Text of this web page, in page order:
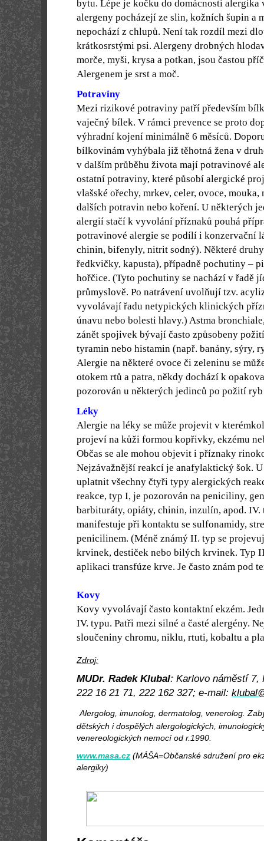
bytu. Lépe je kočku do domácnosti alergika
alergeny pocházejí ze slin, kožních šupin a
nepochází z chlupů. Není tak rozdíl mezi
krátkosrstými psi. Alergeny drobných
morče, myši, krysa a potkan, jsou častou
Alergenem je srst a moč.
Potraviny
Mezi rizikové potraviny patří především
vaječný bílek. V rámci prevence se proto
výhradní kojení minimálně 6 měsíců.
bílkovinám vyhýbala již těhotná žena v
v dalším průběhu života mají potravinové
ostatní potraviny, které působí alergické
vlašské ořechy, mrkev, celer, ovoce, mouka,
dalších potravin nebo koření. U některých
alergií stačí k vyvolání příznaků pouhá
potravinové alergie se podílí i konzervační
chinin, bifenyly, nitrit sodný). Některé
ředkvičky, kapusta), případně pochutiny –
hořčice. (Tyto pochutiny se nachází v řadě
průmyslově. Po natrávení uvolňují tzv.
vyvolávají řadu netypických klinických
únavu nebo bolesti hlavy.) Astma
zánět spojivek bývají často způsobeny
tyramin nebo histamin (např. banány, sýry,
Alergie na některé ovoce či zeleninu se
otokem rtů a patra, někdy dochází k
pozorován u některých jedinců po požití
Léky
Alergie na léky se může projevit v
projeví na kůži formou kopřivky, ekzému
Občas se ale mohou objevit i příznaky
Nejzávažnější reakcí je anafylaktický šok.
uplatnit všechny čtyři typy alergických
reakce, typ I, je pozorován na peniciliny,
barbituráty, opiáty, chinin, inzulín, apod. IV.
manifestuje při kontaktu se sulfonamidy,
penicilinem. (Méně známý II. typ se
krvinek, destiček nebo bilých krvinek. Typ
aplikaci transfúze krve. Je často znám pod
Kovy
Kovy vyvolávají často kontaktní ekzém.
IV. typu. Patři mezi silné a časté alergény.
sloučeniny chromu, niklu, rtuti, kobaltu a
Zdroj:
MUDr. Radek Klubal: Karlovo náměstí 7,
222 16 21 71, 222 162 327; e-mail:
Alergolog, imunolog, dermatolog, venerolog.
dětských i dospělých alergologických,
venereologických nemocí od r.1990.
www.masa.cz (MÁŠA=Občanské sdružení pro
alergiky)